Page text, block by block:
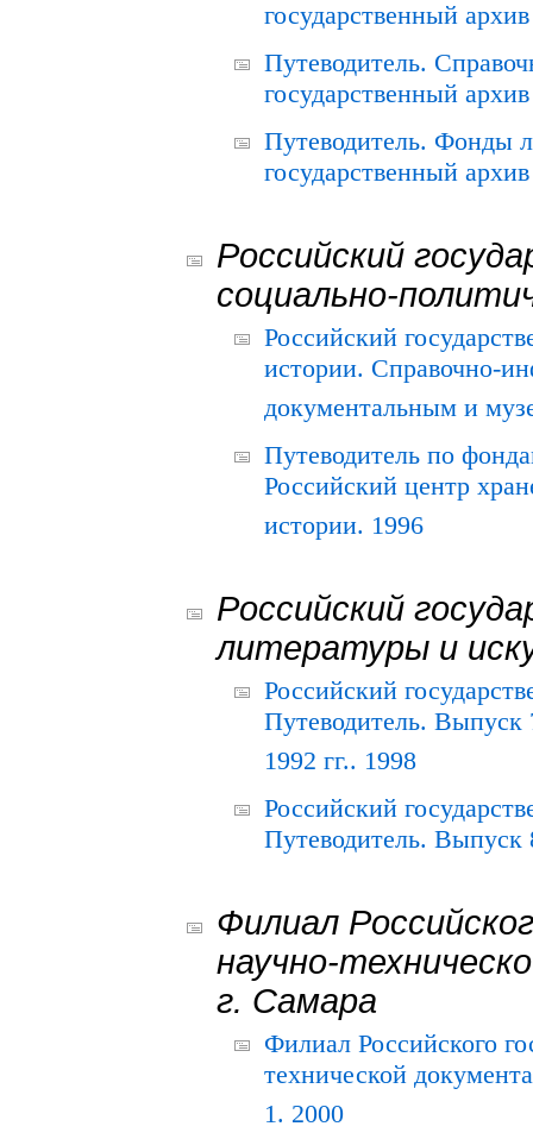
государственный
Путеводитель.
государственный
Путеводитель. Фонды
государственный
Российский
социально-
Российский
истории. Справочно-
документальным и
Путеводитель по
Российский центр
истории. 1996
Российский
литературы и
Российский
Путеводитель.
1992 гг.. 1998
Российский
Путеводитель. Выпуск
Филиал
научно-
г. Самара
Филиал Российского
технической
1. 2000